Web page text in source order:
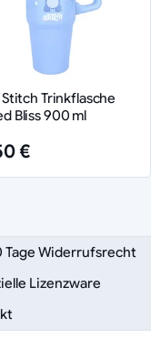
Stitch Trinkflasche
Bliss 900 ml
€
Tage Widerrufsrecht
Lizenzware